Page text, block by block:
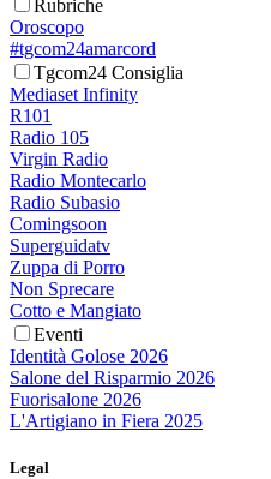
Rubriche
Oroscopo
#tgcom24amarcord
Tgcom24 Consiglia
Mediaset Infinity
R101
Radio 105
Virgin Radio
Radio Montecarlo
Radio Subasio
Comingsoon
Superguidatv
Zuppa di Porro
Non Sprecare
Cotto e Mangiato
Eventi
Identità Golose 2026
Salone del Risparmio 2026
Fuorisalone 2026
L'Artigiano in Fiera 2025
Legal